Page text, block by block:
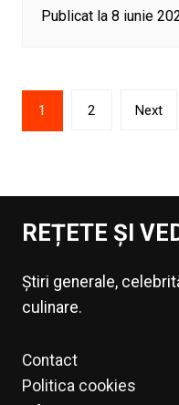
Publicat la 8 iunie
Paginație
articole
1 2 Next
REȚETE ȘI
Știri generale,
culinare.
Contact
Politica cookies